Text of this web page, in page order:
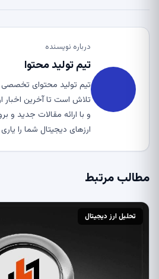
درباره نویسنده
تیم تولید محتوا
تیم تولید محتوای تخصصی
تلاش است تا آخرین اخبار
و با ارائه مقالات جدید و
ارزهای دیجیتال شما را
مطالب مرتبط
تحلیل ارز دیجیتال